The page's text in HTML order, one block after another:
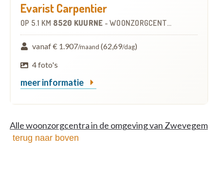
Evarist Carpentier
OP 5.1 KM 8520 KUURNE - WOONZORGCENTRUM (WZC)
vanaf € 1.907/maand (62,69/dag)
4 foto's
meer informatie
Alle woonzorgcentra in de omgeving van Zwevegem
terug naar boven